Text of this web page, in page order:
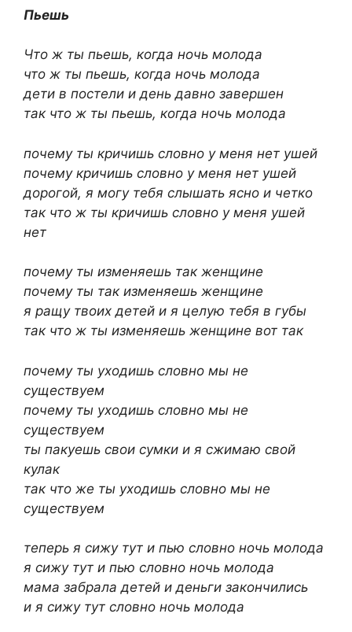
Пьешь
Что ж ты пьешь, когда ночь молода
что ж ты пьешь, когда ночь молода
дети в постели и день давно завершен
так что ж ты пьешь, когда ночь молода
почему ты кричишь словно у меня нет ушей
почему кричишь словно у меня нет ушей
дорогой, я могу тебя слышать ясно и четко
так что ж ты кричишь словно у меня ушей
нет
почему ты изменяешь так женщине
почему ты так изменяешь женщине
я ращу твоих детей и я целую тебя в губы
так что ж ты изменяешь женщине вот так
почему ты уходишь словно мы не
существуем
почему ты уходишь словно мы не
существуем
ты пакуешь свои сумки и я сжимаю свой
кулак
так что же ты уходишь словно мы не
существуем
теперь я сижу тут и пью словно ночь молода
я сижу тут и пью словно ночь молода
мама забрала детей и деньги закончились
и я сижу тут словно ночь молода